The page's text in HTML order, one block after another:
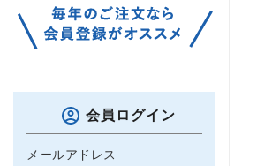
会員ログイン
メールアドレス